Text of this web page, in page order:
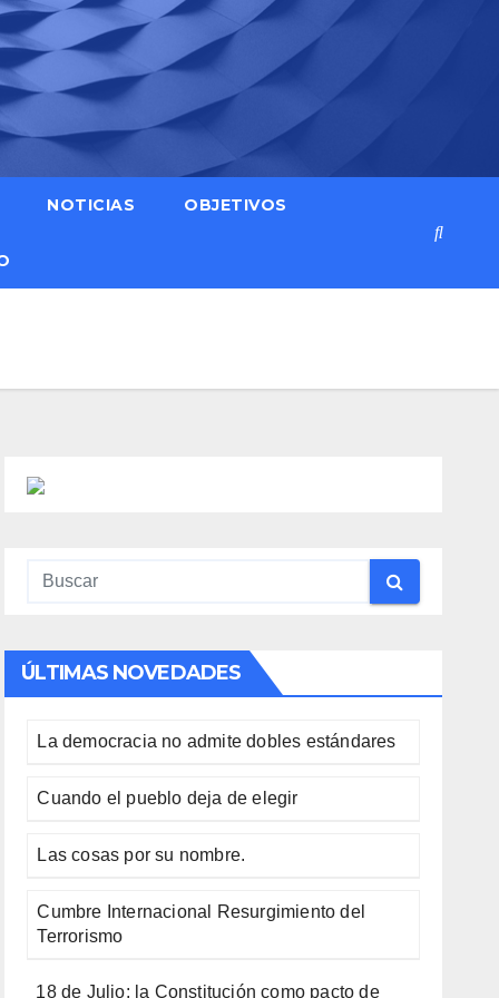
NOTICIAS OBJETIVOS
ÚLTIMAS NOVEDADES
La democracia no admite dobles estándares
Cuando el pueblo deja de elegir
Las cosas por su nombre.
Cumbre Internacional Resurgimiento del
Terrorismo
18 de Julio: la Constitución como pacto de